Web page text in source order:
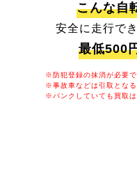
こんな自
安全に走行で
最低500
※防犯登録の抹消が必要で
※事故車などは引取となる
※パンクしていても買取は